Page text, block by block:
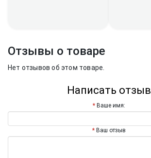
Отзывы о товаре
Нет отзывов об этом товаре.
Написать отзыв
Ваше имя:
Ваш отзыв